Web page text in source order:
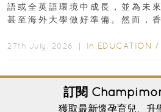
語或全英語環境中成長，並為未
甚至海外大學做好準備。然而，
27th July, 2026 ｜ In EDUCATION /
訂閱
獲取最新懷孕育兒、升